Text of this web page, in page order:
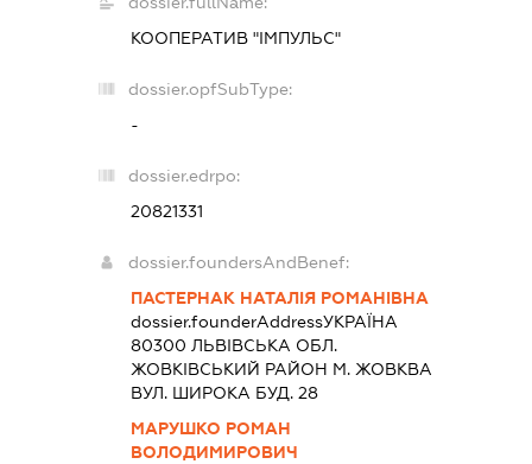
КООПЕРАТИВ "ІМПУЛЬС"
dossier.opfSubType:
-
dossier.edrpo:
20821331
dossier.foundersAndBenef:
ПАСТЕРНАК НАТАЛІЯ РОМАНІВНА
dossier.founderAddressУКРАЇНА
80300 ЛЬВIВСЬКА ОБЛ.
ЖОВКIВСЬКИЙ РАЙОН М. ЖОВКВА
ВУЛ. ШИРОКА БУД. 28
МАРУШКО РОМАН
ВОЛОДИМИРОВИЧ